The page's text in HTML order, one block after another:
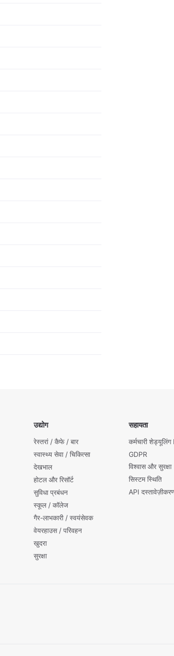
उद्योग
रेस्तरां / कैफे / बार
स्वास्थ्य सेवा / चिकित्सा
देखभाल
होटल और रिसॉर्ट
सुविधा प्रबंधन
स्कूल / कॉलेज
गैर-लाभकारी / स्वयंसेवक
वेयरहाउस / परिवहन
खुदरा
सुरक्षा
सहायता
कर्मचारी शेड्यूलिंग
GDPR
विश्वास और सुरक्षा
सिस्टम स्थिति
API